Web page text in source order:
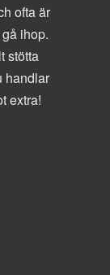
ofta är
ihop.
stötta
handlar
extra!